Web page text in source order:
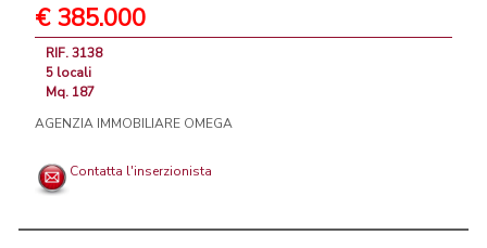
€ 385.000
RIF. 3138
5 locali
Mq. 187
AGENZIA IMMOBILIARE OMEGA
Contatta l'inserzionista